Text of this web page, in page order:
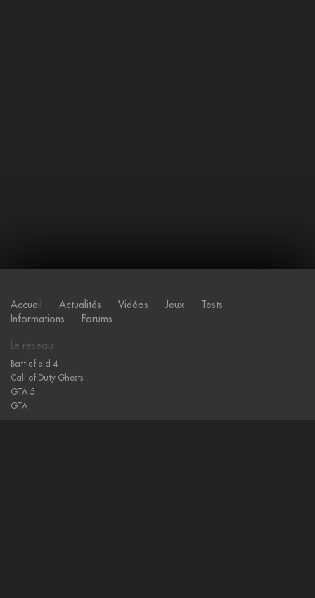
Accueil Actualités Vidéos Jeux
Tests
Informations
Forums
Le réseau
Battlefield 4
Call of Duty Ghosts
GTA 5
GTA